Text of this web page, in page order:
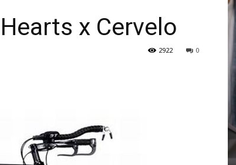
x Cervelo
0
2922